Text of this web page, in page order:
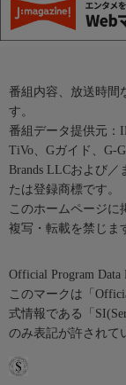
番組内容、放送時間
す。
番組データ提供元：
TiVo、Gガイド、G-
Brands LLCおよび／
たは登録商標です。
このホームページに
複写・転載を禁じま
Official Program Data
このマークは「
式情報である「
のみ表記が許されて